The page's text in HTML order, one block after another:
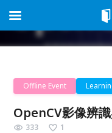
Offline Event
OpenCV影像辨
333 1